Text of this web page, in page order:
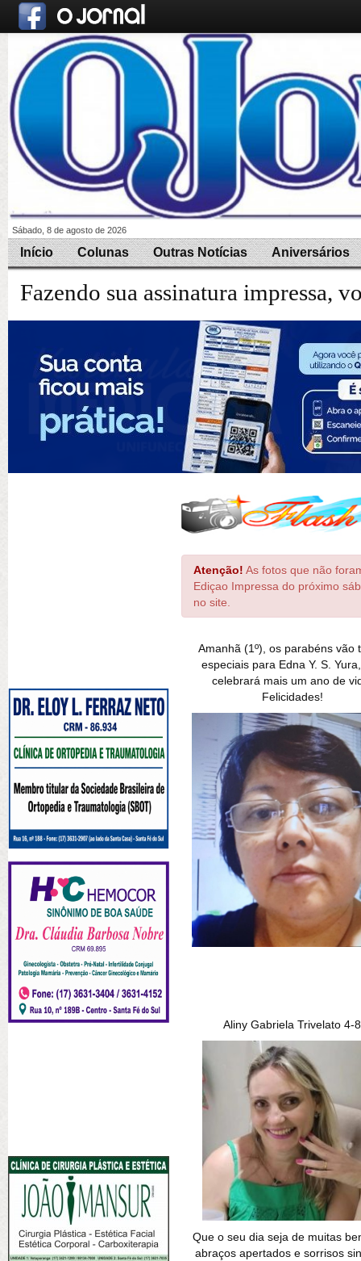
Sábado, 8 de agosto de 2026
Início Colunas Outras Notícias Aniversários
Fazendo sua assinatura impressa,
Atenção! As fotos que não
Ediçao Impressa do próximo
no site.
Amanhã (1º), os parabéns vão
especiais para Edna Y. S.
celebrará mais um ano de
Felicidades!
Aliny Gabriela Trivelato 4-8
Que o seu dia seja de muitas
abraços apertados e sorrisos